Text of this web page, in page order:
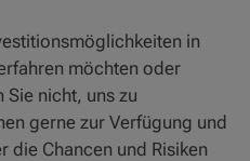
in
möchten oder
Sie nicht, uns zu
gerne zur Verfügung und
die Chancen und Risiken